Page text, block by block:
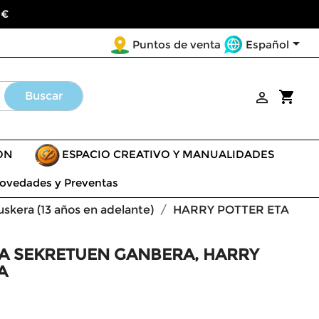
Puntos de venta Español
Buscar shopping_cart

ESPACIO CREATIVO Y MANUALIDADES
y Preventas
(13 años en adelante)
HARRY POTTER ETA
SEKRETUEN GANBERA, HARRY